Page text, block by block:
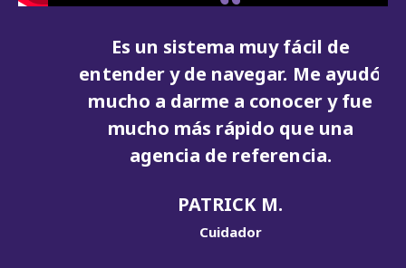
Es un sistema muy fácil de
entender y de navegar. Me ayudó
mucho a darme a conocer y fue
mucho más rápido que una
agencia de referencia.
PATRICK M.
Cuidador